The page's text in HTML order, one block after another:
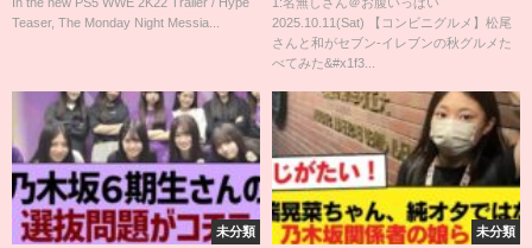
(notion)
Teaser, The Monday Night Messia...
2025.10.11(Sat) 【コンビニグルメ】松尾
さんと和がセブン-イレブンの秋グルメた
べてみた&#x1f3...
未分類 未分類